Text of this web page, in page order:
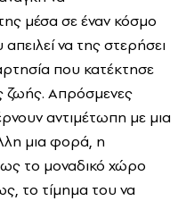
μέσα σε έναν κόσμο
να της στερήσει
που κατέκτησε
ζωής. Απρόσμενες
αντιμέτωπη με μια
μια φορά, η
ως το μοναδικό χώρο
το τίμημα του να